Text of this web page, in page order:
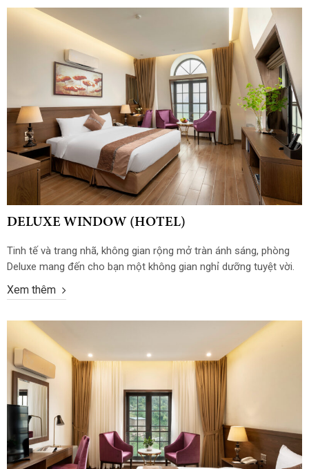
DELUXE WINDOW (HOTEL)
Tinh tế và trang nhã, không gian rộng mở tràn ánh sáng, phòng
Deluxe mang đến cho bạn một không gian nghỉ dưỡng tuyệt vời.
Nội thất gỗ cao cấp được bày trí hợp lý, tối ưu sự tiện nghi và
thoải mái cho bạn.
Xem thêm